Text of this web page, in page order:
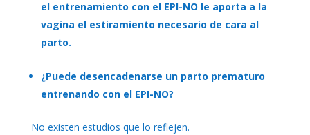
el entrenamiento con el EPI-NO le aporta a la
vagina el estiramiento necesario de cara al
parto.
¿Puede desencadenarse un parto prematuro
entrenando con el EPI-NO?
No existen estudios que lo reflejen.